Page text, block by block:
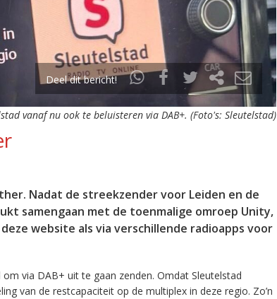
Deel dit bericht!
vanaf nu ook te beluisteren via DAB+. (Foto's: Sleutelstad)
Nadat de streekzender voor Leiden en de
samengaan met de toenmalige omroep Unity,
website als via verschillende radioapps voor
via DAB+ uit te gaan zenden. Omdat Sleutelstad
van de restcapaciteit op de multiplex in deze regio. Zo’n